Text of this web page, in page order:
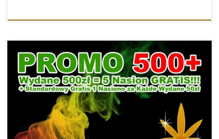
Zmiany w PROMOCJI 500+ Jeśli nas znacie, to z pewnością […]